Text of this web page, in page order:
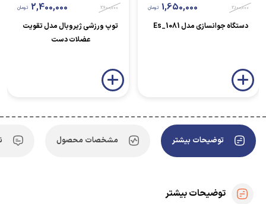
2,100,000
1,650,000 تومان
دستگاه جوانسازی مدل Es_1081
2,900,000
2,400,000 تومان
توپ ورزشی ژیروبال مدل تقویت
عضلات دست
توضیحات بیشتر مشخصات محصول
توضیحات بیشتر